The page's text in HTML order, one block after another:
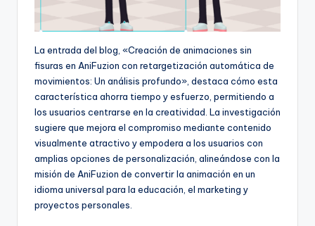
La entrada del blog, «Creación de animaciones sin
fisuras en AniFuzion con retargetización automática de
movimientos: Un análisis profundo», destaca cómo esta
característica ahorra tiempo y esfuerzo, permitiendo a
los usuarios centrarse en la creatividad. La investigación
sugiere que mejora el compromiso mediante contenido
visualmente atractivo y empodera a los usuarios con
amplias opciones de personalización, alineándose con la
misión de AniFuzion de convertir la animación en un
idioma universal para la educación, el marketing y
proyectos personales.